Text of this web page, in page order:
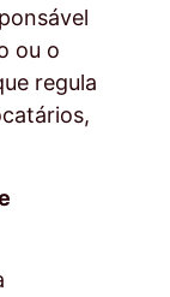
ou o
regula